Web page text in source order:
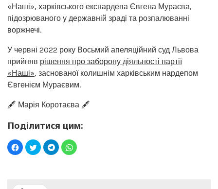
«Наші», харківського екснардепа Євгена Мураєва,
підозрюваного у державній зраді та розпалюванні
воржнечі.
У червні 2022 року Восьмий апеляційний суд Львова
прийняв рішення про заборону діяльності партії
«Наші», заснованої колишнім харківським нардепом
Євгенієм Мураєвим.
🖋️ Марія Коротаєва 🖋️
Поділитися цим: